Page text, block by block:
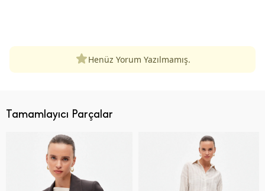
Henüz Yorum Yazılmamış.
Tamamlayıcı Parçalar